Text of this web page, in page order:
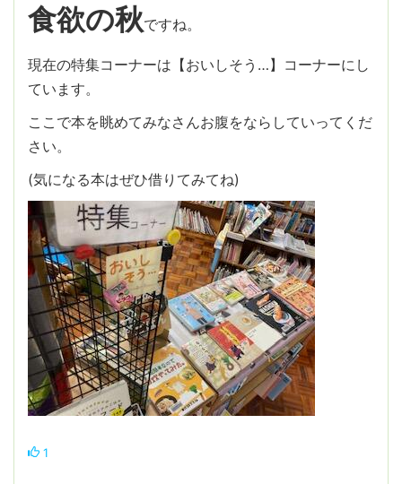
食欲の秋ですね。
現在の特集コーナーは【おいしそう…】コーナーにし
ています。
ここで本を眺めてみなさんお腹をならしていってくだ
さい。
(気になる本はぜひ借りてみてね)
1